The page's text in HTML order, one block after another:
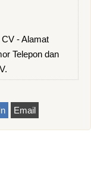
- Alamat
Telepon dan
Email